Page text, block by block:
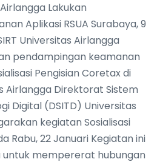
Lakukan
Aplikasi RSUA Surabaya, 9
Universitas Airlangga
pendampingan keamanan
Pengisian Coretax di
Airlangga Direktorat Sistem
Digital (DSITD) Universitas
kegiatan Sosialisasi
Rabu, 22 Januari Kegiatan ini
mempererat hubungan